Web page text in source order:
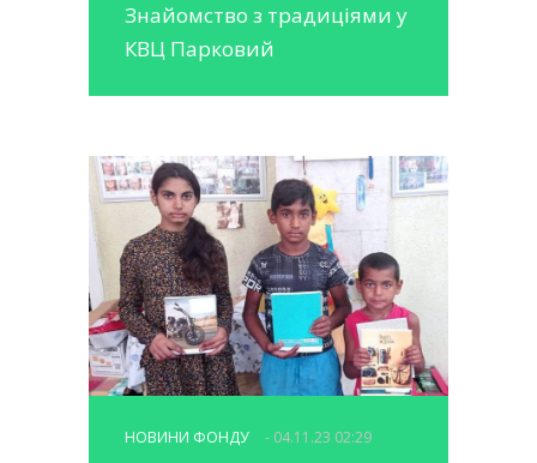
Знайомство з традиціями у
КВЦ Парковий
НОВИНИ ФОНДУ - 04.11.23 02:29